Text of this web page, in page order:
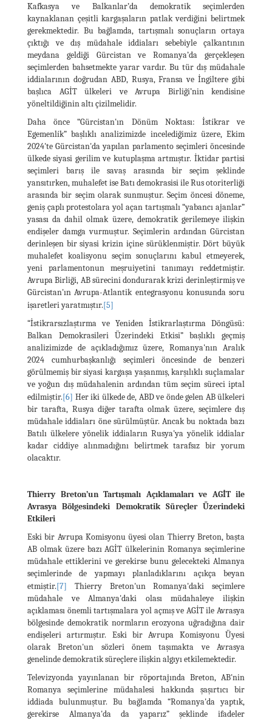
Kafkasya ve Balkanlar’da demokratik seçimlerden
kaynaklanan çeşitli kargaşaların patlak verdiğini belirtmek
gerekmektedir. Bu bağlamda, tartışmalı sonuçların ortaya
çıktığı ve dış müdahale iddiaları sebebiyle çalkantının
meydana geldiği Gürcistan ve Romanya’da gerçekleşen
seçimlerden bahsetmekte yarar vardır. Bu tür dış müdahale
iddialarının doğrudan ABD, Rusya, Fransa ve İngiltere gibi
başlıca AGİT ülkeleri ve Avrupa Birliği’nin kendisine
yöneltildiğinin altı çizilmelidir.
Daha önce “Gürcı̇stan'ın Dönüm Noktası: İstı̇krar ve
Egemenlı̇k” başlıklı analizimizde incelediğimiz üzere, Ekim
2024'te Gürcistan'da yapılan parlamento seçimleri öncesinde
ülkede siyasi gerilim ve kutuplaşma artmıştır. İktidar partisi
seçimleri barış ile savaş arasında bir seçim şeklinde
yansıtırken, muhalefet ise Batı demokrasisi ile Rus otoriterliği
arasında bir seçim olarak sunmuştur. Seçim öncesi döneme,
geniş çaplı protestolara yol açan tartışmalı “yabancı ajanlar”
yasası da dahil olmak üzere, demokratik gerilemeye ilişkin
endişeler damga vurmuştur. Seçimlerin ardından Gürcistan
derinleşen bir siyasi krizin içine sürüklenmiştir. Dört büyük
muhalefet koalisyonu seçim sonuçlarını kabul etmeyerek,
yeni parlamentonun meşruiyetini tanımayı reddetmiştir.
Avrupa Birliği, AB sürecini dondurarak krizi derinleştirmiş ve
Gürcistan'ın Avrupa-Atlantik entegrasyonu konusunda soru
işaretleri yaratmıştır.[5]
“İstikrarsızlaştırma ve Yeniden İstikrarlaştırma Döngüsü:
Balkan Demokrasileri Üzerindeki Etkisi” başlıklı geçmiş
analizimizde de açıkladığımız üzere, Romanya'nın Aralık
2024 cumhurbaşkanlığı seçimleri öncesinde de benzeri
görülmemiş bir siyasi kargaşa yaşanmış, karşılıklı suçlamalar
ve yoğun dış müdahalenin ardından tüm seçim süreci iptal
edilmiştir.[6] Her iki ülkede de, ABD ve önde gelen AB ülkeleri
bir tarafta, Rusya diğer tarafta olmak üzere, seçimlere dış
müdahale iddiaları öne sürülmüştür. Ancak bu noktada bazı
Batılı ülkelere yönelik iddiaların Rusya'ya yönelik iddialar
kadar ciddiye alınmadığını belirtmek tarafsız bir yorum
olacaktır.
Thierry Breton’un Tartışmalı Açıklamaları ve AGİT ile
Avrasya Bölgesindeki Demokratik Süreçler Üzerindeki
Etkileri
Eski bir Avrupa Komisyonu üyesi olan Thierry Breton, başta
AB olmak üzere bazı AGİT ülkelerinin Romanya seçimlerine
müdahale ettiklerini ve gerekirse bunu gelecekteki Almanya
seçimlerinde de yapmayı planladıklarını açıkça beyan
etmiştir.[7] Thierry Breton'un Romanya'daki seçimlere
müdahale ve Almanya'daki olası müdahaleye ilişkin
açıklaması önemli tartışmalara yol açmış ve AGİT ile Avrasya
bölgesinde demokratik normların erozyona uğradığına dair
endişeleri artırmıştır. Eski bir Avrupa Komisyonu Üyesi
olarak Breton'un sözleri önem taşımakta ve Avrasya
genelinde demokratik süreçlere ilişkin algıyı etkilemektedir.
Televizyonda yayınlanan bir röportajında Breton, AB'nin
Romanya seçimlerine müdahalesi hakkında şaşırtıcı bir
iddiada bulunmuştur. Bu bağlamda “Romanya'da yaptık,
gerekirse Almanya'da da yaparız” şeklinde ifadeler